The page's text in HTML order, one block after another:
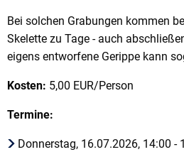
Bei solchen Grabungen kommen
Skelette zu Tage - auch
eigens entworfene Gerippe kann
Kosten: 5,00 EUR/Person
Termine:
Donnerstag, 16.07.2026, 14:00 -